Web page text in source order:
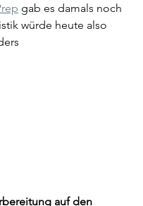
gab es damals noch
würde heute also
auf den